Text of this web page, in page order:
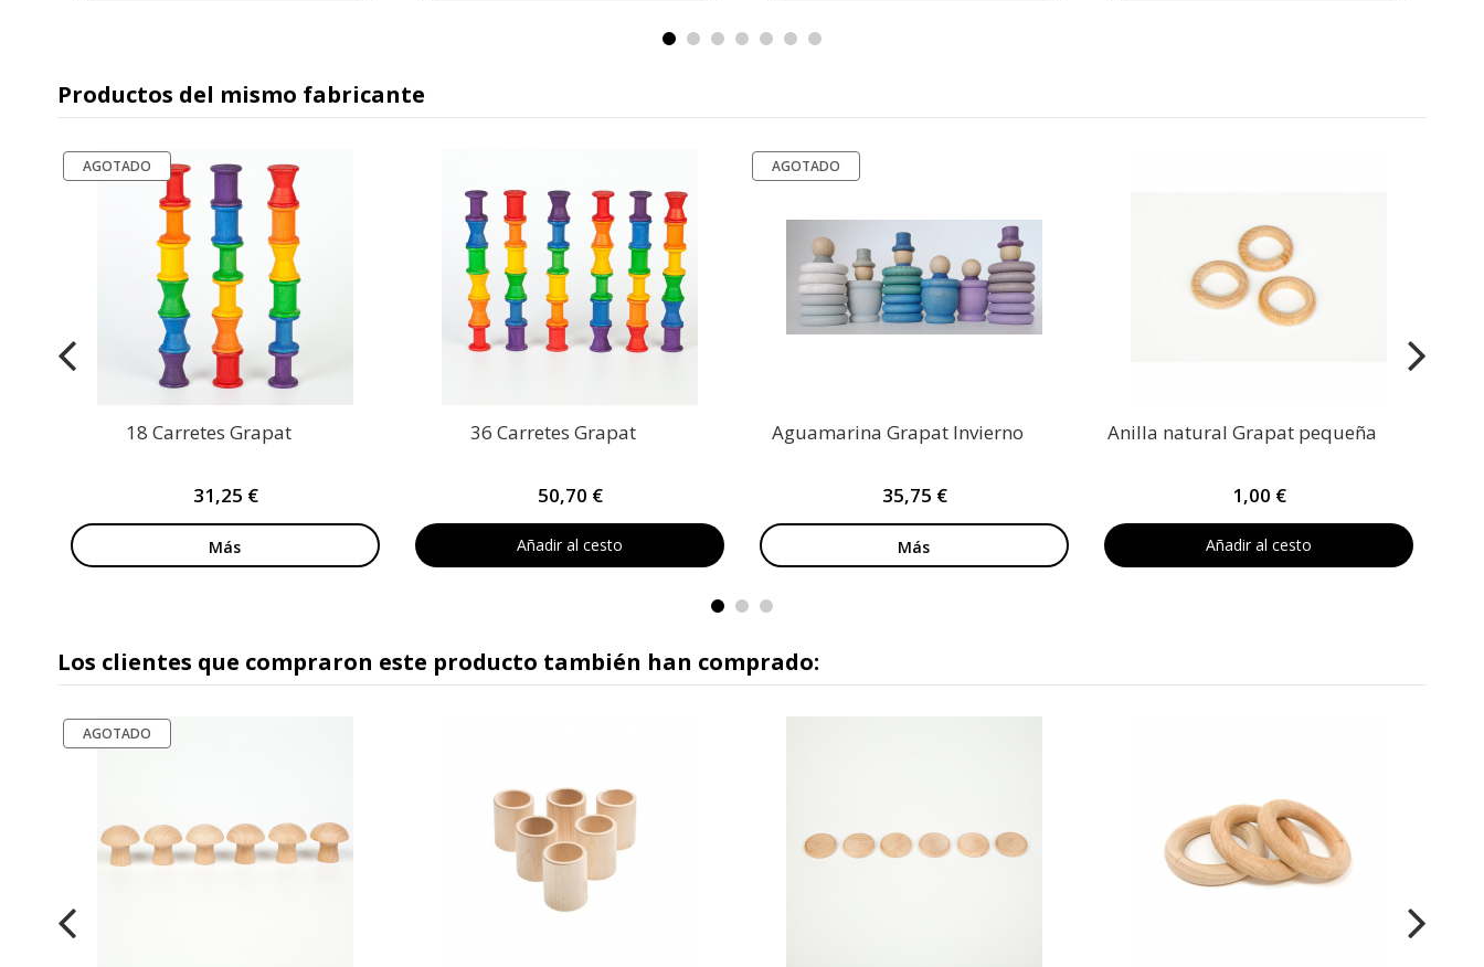
Productos del mismo fabricante
AGOTADO
18 Carretes Grapat
31,25 €
Más
36 Carretes Grapat
50,70 €
Añadir al cesto
AGOTADO
Aguamarina Grapat Invierno
35,75 €
Más
Anilla natural Grapat pequeña
1,00 €
Añadir al cesto
Los clientes que compraron este producto también han comprado:
AGOTADO